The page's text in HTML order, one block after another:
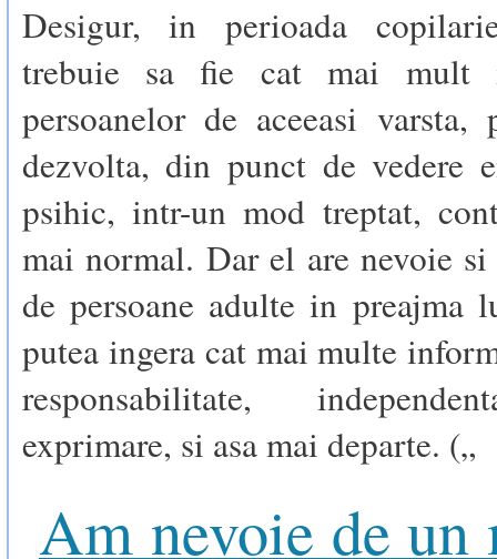
Desigur, in perioada
trebuie sa fie cat mai mult
persoanelor de aceeasi varsta,
dezvolta, din punct de vedere
psihic, intr-un mod treptat,
mai normal. Dar el are nevoie si
de persoane adulte in preajma
putea ingera cat mai multe
responsabilitate,
exprimare, si asa mai departe. („
Am nevoie de un